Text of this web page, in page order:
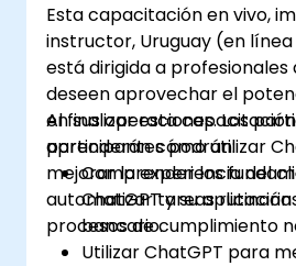
integrar ChatGPT en
gestión de riesgos.
Esta capacitación en vivo,
instructor, Uruguay (en
está dirigida a profesionales
deseen aprovechar el
en sus operaciones. Los
aprenderán cómo utilizar
mejorar la experiencia del
automatizar tareas
procesos de cumplimiento
Al finalizar esta
participantes podrán:
Comprender los
ChatGPT y su
bancario.
Utilizar ChatGPT para